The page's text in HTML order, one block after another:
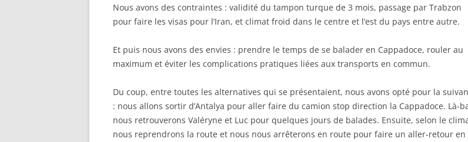
Nous avons des contraintes : validité du tampon turque de 3 mois, passage par Trabzon
pour faire les visas pour l’Iran, et climat froid dans le centre et l’est du pays entre autre.
Et puis nous avons des envies : prendre le temps de se balader en Cappadoce, rouler au
maximum et éviter les complications pratiques liées aux transports en commun.
Du coup, entre toutes les alternatives qui se présentaient, nous avons opté pour la
: nous allons sortir d’Antalya pour aller faire du camion stop direction la Cappadoce. Là-
nous retrouverons Valéryne et Luc pour quelques jours de balades. Ensuite, selon le
nous reprendrons la route et nous nous arrêterons en route pour faire un aller-retour en